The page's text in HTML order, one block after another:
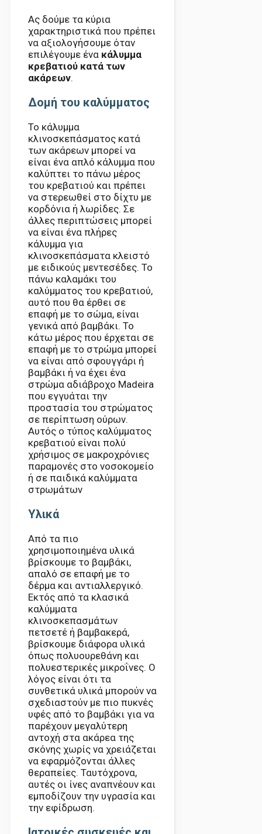
Ας δούμε τα κύρια
χαρακτηριστικά που πρέπει
να αξιολογήσουμε όταν
επιλέγουμε ένα κάλυμμα
κρεβατιού κατά των
ακάρεων.
Δομή του καλύμματος
Το κάλυμμα
κλινοσκεπάσματος κατά
των ακάρεων μπορεί να
είναι ένα απλό κάλυμμα που
καλύπτει το πάνω μέρος
του κρεβατιού και πρέπει
να στερεωθεί στο δίχτυ με
κορδόνια ή λωρίδες. Σε
άλλες περιπτώσεις μπορεί
να είναι ένα πλήρες
κάλυμμα για
κλινοσκεπάσματα κλειστό
με ειδικούς μεντεσέδες. Το
πάνω καλαμάκι του
καλύμματος του κρεβατιού,
αυτό που θα έρθει σε
επαφή με το σώμα, είναι
γενικά από βαμβάκι. Το
κάτω μέρος που έρχεται σε
επαφή με το στρώμα μπορεί
να είναι από σφουγγάρι ή
βαμβάκι ή να έχει ένα
στρώμα αδιάβροχο Madeira
που εγγυάται την
προστασία του στρώματος
σε περίπτωση ούρων.
Αυτός ο τύπος καλύμματος
κρεβατιού είναι πολύ
χρήσιμος σε μακροχρόνιες
παραμονές στο νοσοκομείο
ή σε παιδικά καλύμματα
στρωμάτων
Υλικά
Από τα πιο
χρησιμοποιημένα υλικά
βρίσκουμε το βαμβάκι,
απαλό σε επαφή με το
δέρμα και αντιαλλεργικό.
Εκτός από τα κλασικά
καλύμματα
κλινοσκεπασμάτων
πετσετέ ή βαμβακερά,
βρίσκουμε διάφορα υλικά
όπως πολυουρεθάνη και
πολυεστερικές μικροΐνες. Ο
λόγος είναι ότι τα
συνθετικά υλικά μπορούν να
σχεδιαστούν με πιο πυκνές
υφές από το βαμβάκι για να
παρέχουν μεγαλύτερη
αντοχή στα ακάρεα της
σκόνης χωρίς να χρειάζεται
να εφαρμόζονται άλλες
θεραπείες. Ταυτόχρονα,
αυτές οι ίνες αναπνέουν και
εμποδίζουν την υγρασία και
την εφίδρωση.